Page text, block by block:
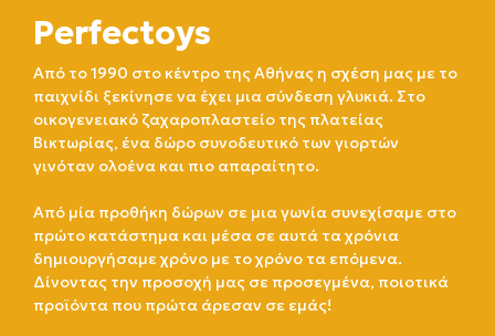
Perfectoys
Από το 1990 στο κέντρο της Αθήνας η σχέση μας με το
παιχνίδι ξεκίνησε να έχει μια σύνδεση γλυκιά. Στο
οικογενειακό ζαχαροπλαστείο της πλατείας
Βικτωρίας, ένα δώρο συνοδευτικό των γιορτών
γινόταν ολοένα και πιο απαραίτητο.
Από μία προθήκη δώρων σε μια γωνία συνεχίσαμε στο
πρώτο κατάστημα και μέσα σε αυτά τα χρόνια
δημιουργήσαμε χρόνο με το χρόνο τα επόμενα.
Δίνοντας την προσοχή μας σε προσεγμένα, ποιοτικά
προϊόντα που πρώτα άρεσαν σε εμάς!